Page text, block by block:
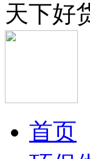
天下好
首页